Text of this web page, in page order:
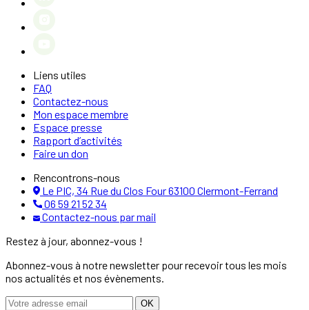
Liens utiles
FAQ
Contactez-nous
Mon espace membre
Espace presse
Rapport d’activités
Faire un don
Rencontrons-nous
Le PIC, 34 Rue du Clos Four 63100 Clermont-Ferrand
06 59 21 52 34
Contactez-nous par mail
Restez à jour, abonnez-vous !
Abonnez-vous à notre newsletter pour recevoir tous les mois
nos actualités et nos évènements.
OK